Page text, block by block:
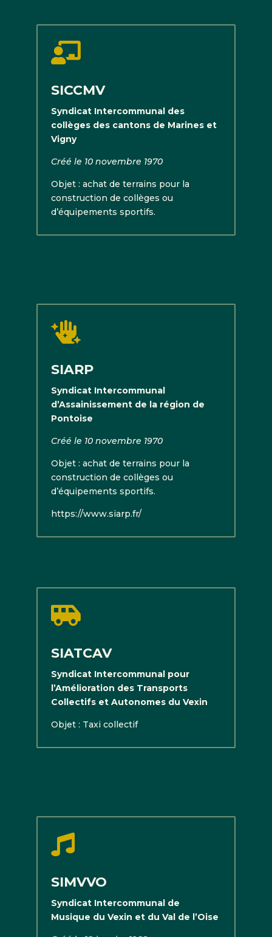

SICCMV
Syndicat Intercommunal des
collèges des cantons de Marines et
Vigny
Créé le 10 novembre 1970
Objet : achat de terrains pour la
construction de collèges ou
d’équipements sportifs.

SIARP
Syndicat Intercommunal
d’Assainissement de la région de
Pontoise
Créé le 10 novembre 1970
Objet : achat de terrains pour la
construction de collèges ou
d’équipements sportifs.
https://www.siarp.fr/

SIATCAV
Syndicat Intercommunal pour
l’Amélioration des Transports
Collectifs et Autonomes du Vexin
Objet : Taxi collectif

SIMVVO
Syndicat Intercommunal de
Musique du Vexin et du Val de l’Oise